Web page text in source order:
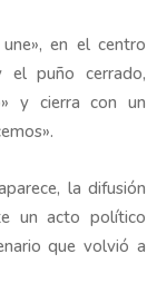
en el centro
el puño cerrado,
y cierra con un
la difusión
un acto político
que volvió a